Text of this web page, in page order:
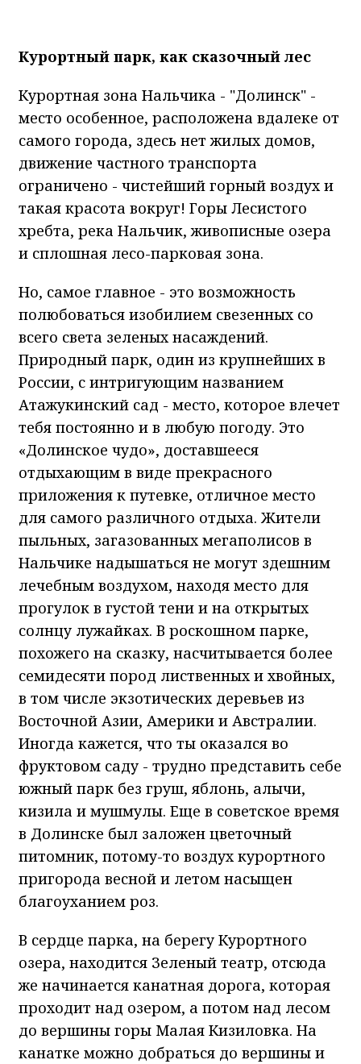
Курортный парк, как сказочный лес
Курортная зона Нальчика - "Долинск" -
место особенное, расположена вдалеке от
самого города, здесь нет жилых домов,
движение частного транспорта
ограничено - чистейший горный воздух и
такая красота вокруг! Горы Лесистого
хребта, река Нальчик, живописные озера
и сплошная лесо-парковая зона.
Но, самое главное - это возможность
полюбоваться изобилием свезенных со
всего света зеленых насаждений.
Природный парк, один из крупнейших в
России, с интригующим названием
Атажукинский сад - место, которое влечет
тебя постоянно и в любую погоду. Это
«Долинское чудо», доставшееся
отдыхающим в виде прекрасного
приложения к путевке, отличное место
для самого различного отдыха. Жители
пыльных, загазованных мегаполисов в
Нальчике надышаться не могут здешним
лечебным воздухом, находя место для
прогулок в густой тени и на открытых
солнцу лужайках. В роскошном парке,
похожего на сказку, насчитывается более
семидесяти пород лиственных и хвойных,
в том числе экзотических деревьев из
Восточной Азии, Америки и Австралии.
Иногда кажется, что ты оказался во
фруктовом саду - трудно представить себе
южный парк без груш, яблонь, алычи,
кизила и мушмулы. Еще в советское время
в Долинске был заложен цветочный
питомник, потому-то воздух курортного
пригорода весной и летом насыщен
благоуханием роз.
В сердце парка, на берегу Курортного
озера, находится Зеленый театр, отсюда
же начинается канатная дорога, которая
проходит над озером, а потом над лесом
до вершины горы Малая Кизиловка. На
канатке можно добраться до вершины и